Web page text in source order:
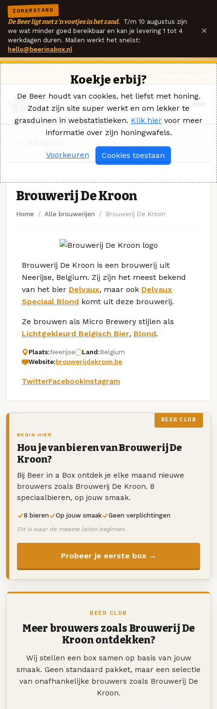
ZOMERSTAND
De Beer ligt met z'n voetjes in het zand. T/m 10 augustus zijn
we wat minder goed bereikbaar en kan je levering 1 tot 4
werkdagen duren. Mailen werkt het snelst:
hello@beerinabox.nl
×
Brouwerij De Kroon
Home Alle brouwerijen Brouwerij De Kroon
Brouwerij De Kroon is een brouwerij uit
Neerijse, Belgium. Zij zijn het meest bekend
van het bier Delvaux, maar ook Delvaux
Speciaal Blond komt uit deze brouwerij.
Ze brouwen als Micro Brewery stijlen als
Lichtgekleurd Belgisch Bier, Blond.
Plaats: Neerijse Land: Belgium
Website: brouwerijdekroon.be
TwitterFacebookInstagram
BEER CLUB
BEGIN HIER
Hou je van bieren van Brouwerij De
Kroon?
Bij Beer in a Box ontdek je elke maand nieuwe
brouwers zoals Brouwerij De Kroon. 8
speciaalbieren, op jouw smaak.
8 bieren Op jouw smaak Geen verplichtingen
Dit is waar de meeste leden beginnen.
Probeer je eerste box →
BEER CLUB
Meer brouwers zoals Brouwerij De
Kroon ontdekken?
Wij stellen een box samen op basis van jouw
smaak. Geen standaard pakket, maar een selectie
van onafhankelijke brouwers zoals Brouwerij De
Kroon.
Koekje erbij?
De Beer houdt van cookies, het liefst met honing.
Zodat zijn site super werkt en om lekker te
grasduinen in webstatistieken. Klik hier voor meer
informatie over zijn honingwafels.
Voorkeuren Cookies toestaan